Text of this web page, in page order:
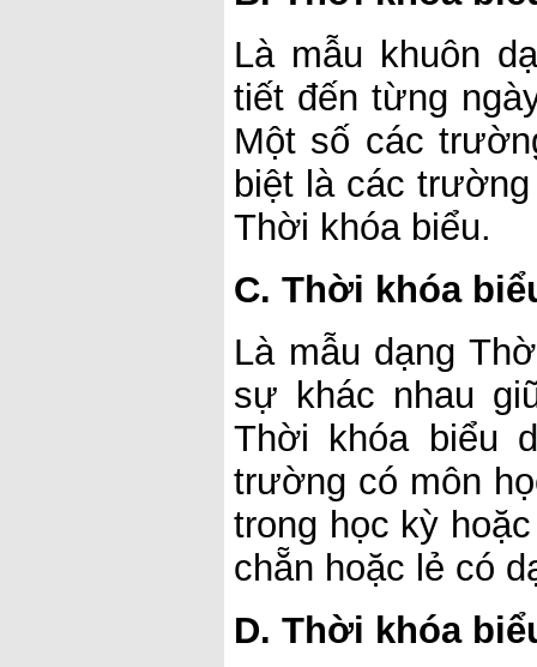
Là mẫu khuôn
tiết đến từng
Một số các
biệt là các
Thời khóa biểu.
C. Thời khóa
Là mẫu dạng
sự khác nhau
Thời khóa biểu
trường có môn
trong học kỳ
chẵn hoặc lẻ có
D. Thời khóa